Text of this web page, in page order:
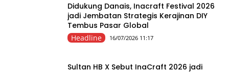
Didukung Danais, Inacraft Festival 2026
jadi Jembatan Strategis Kerajinan DIY
Tembus Pasar Global
Headline 16/07/2026 11:17
Sultan HB X Sebut InaCraft 2026 jadi